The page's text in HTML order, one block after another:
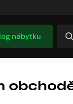
nábytku